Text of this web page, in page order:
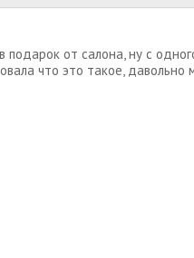
подарок от салона, ну с
что это такое, давольно